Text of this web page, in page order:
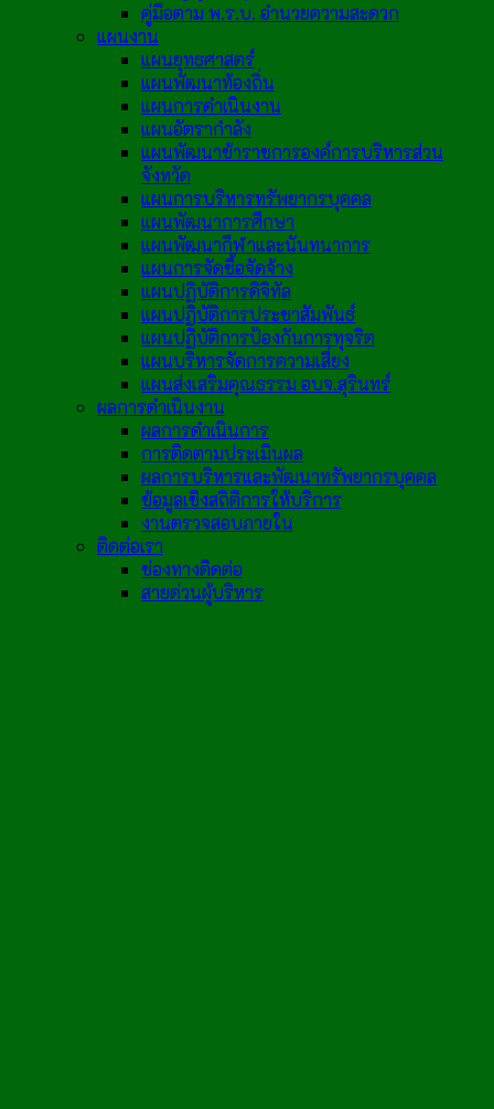
คู่มือตาม พ.ร.บ. อำนวยความสะดวก
แผนงาน
แผนยุทธศาสตร์
แผนพัฒนาท้องถิ่น
แผนการดำเนินงาน
แผนอัตรากำลัง
แผนพัฒนาข้าราชการองค์การบริหารส่วน
จังหวัด
แผนการบริหารทรัพยากรบุคคล
แผนพัฒนาการศึกษา
แผนพัฒนากีฬาและนันทนาการ
แผนการจัดซื้อจัดจ้าง
แผนปฏิบัติการดิจิทัล
แผนปฏิบัติการประชาสัมพันธ์
แผนปฏิบัติการป้องกันการทุจริต
แผนบริหารจัดการความเสี่ยง
แผนส่งเสริมคุณธรรม อบจ.สุรินทร์
ผลการดำเนินงาน
ผลการดำเนินการ
การติดตามประเมินผล
ผลการบริหารและพัฒนาทรัพยากรบุคคล
ข้อมูลเชิงสถิติการให้บริการ
งานตรวจสอบภายใน
ติดต่อเรา
ช่องทางติดต่อ
สายด่วนผู้บริหาร